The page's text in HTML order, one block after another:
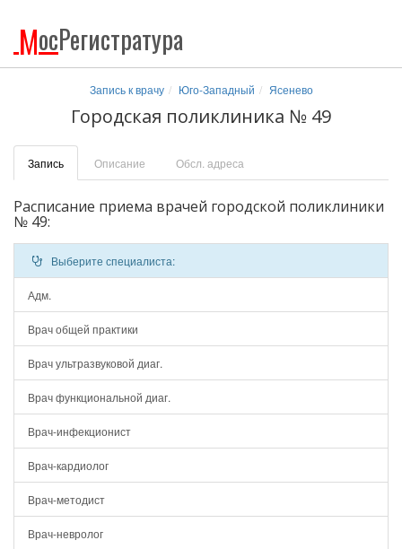
МосРегистратура
Запись к врачу Юго-Западный Ясенево
Городская поликлиника № 49
Запись Описание Обсл. адреса
Расписание приема врачей городской поликлиники
№ 49:
Выберите специалиста:
Адм.
Врач общей практики
Врач ультразвуковой диаг.
Врач функциональной диаг.
Врач-инфекционист
Врач-кардиолог
Врач-методист
Врач-невролог